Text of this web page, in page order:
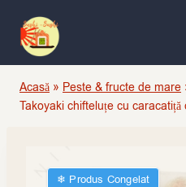
content
Acasă » Peste & fructe de mare
Takoyaki chifteluțe cu
❄︎ Produs Congelat